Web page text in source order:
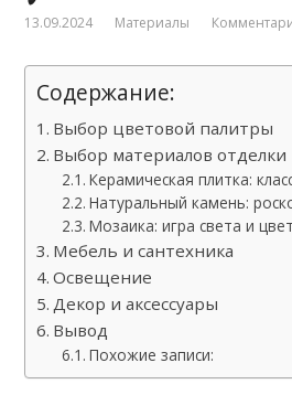
13.09.2024 Материалы
Содержание:
Выбор цветовой палитры
Выбор материалов отделки
Керамическая плитка:
Натуральный камень:
Мозаика: игра света и
Мебель и сантехника
Освещение
Декор и аксессуары
Вывод
Похожие записи: